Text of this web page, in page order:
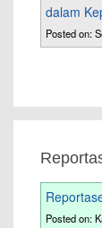
dalam
Posted on:
Posted on: